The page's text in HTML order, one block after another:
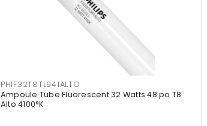
PHIF32T8TL941ALTO
Ampoule Tube Fluorescent 32 Watts 48 po T8
Alto 4100°K